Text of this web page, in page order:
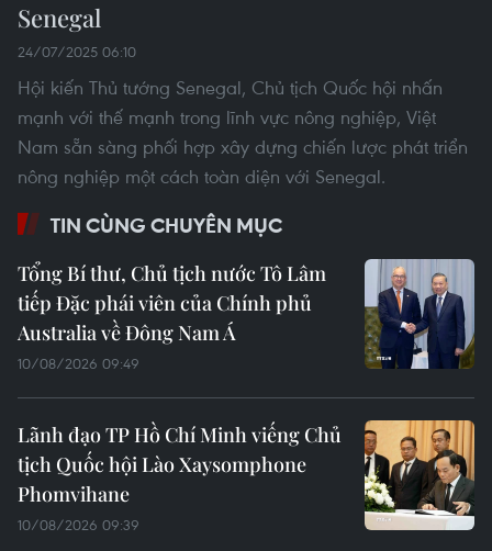
Senegal
24/07/2025 06:10
Hội kiến Thủ tướng Senegal, Chủ tịch Quốc hội nhấn
mạnh với thế mạnh trong lĩnh vực nông nghiệp, Việt
Nam sẵn sàng phối hợp xây dựng chiến lược phát triển
nông nghiệp một cách toàn diện với Senegal.
TIN CÙNG CHUYÊN MỤC
Tổng Bí thư, Chủ tịch nước Tô Lâm
tiếp Đặc phái viên của Chính phủ
Australia về Đông Nam Á
10/08/2026 09:49
Lãnh đạo TP Hồ Chí Minh viếng Chủ
tịch Quốc hội Lào Xaysomphone
Phomvihane
10/08/2026 09:39